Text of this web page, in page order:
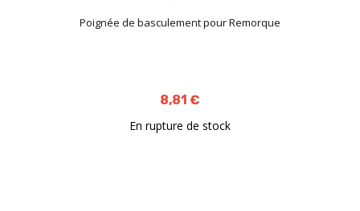
Poignée de basculement pour Remorque
8,81 €
En rupture de stock